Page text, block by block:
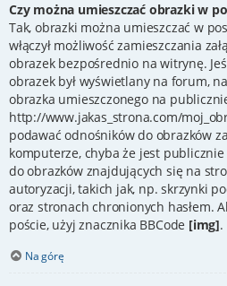
Czy można umieszczać obrazki w
Tak, obrazki można umieszczać w
włączył możliwość zamieszczania
obrazek bezpośrednio na witrynę.
obrazek był wyświetlany na forum,
obrazka umieszczonego na
http://www.jakas_strona.com/
podawać odnośników do obrazków
komputerze, chyba że jest
do obrazków znajdujących się na
autoryzacji, takich jak, np. skrzynki
oraz stronach chronionych hasłem.
poście, użyj znacznika BBCode [img].
Na górę